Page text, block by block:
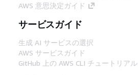
AWS 意思決定ガイド
サービスガイド
生成 AI サービスの選択
AWS サービスガイド
GitHub 上の AWS CLI チュートリアル